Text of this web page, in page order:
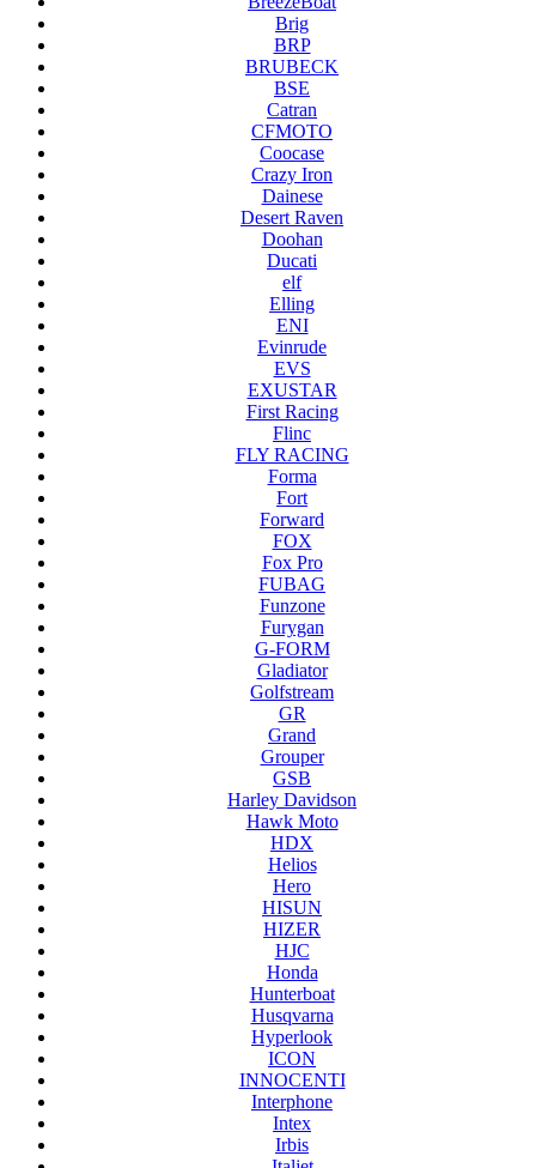
Brig
BRP
BRUBECK
BSE
Catran
CFMOTO
Coocase
Crazy Iron
Dainese
Desert Raven
Doohan
Ducati
elf
Elling
ENI
Evinrude
EVS
EXUSTAR
First Racing
Flinc
FLY RACING
Forma
Fort
Forward
FOX
Fox Pro
FUBAG
Funzone
Furygan
G-FORM
Gladiator
Golfstream
GR
Grand
Grouper
GSB
Harley Davidson
Hawk Moto
HDX
Helios
Hero
HISUN
HIZER
HJC
Honda
Hunterboat
Husqvarna
Hyperlook
ICON
INNOCENTI
Interphone
Intex
Irbis